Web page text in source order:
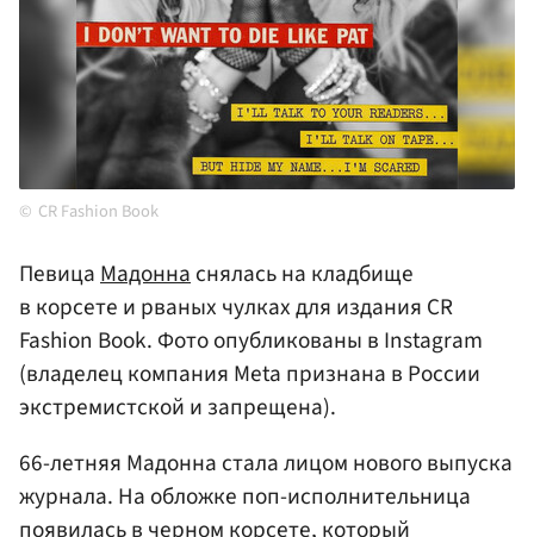
CR Fashion Book
ПевицаМадоннаснялась на кладбище
в корсете и рваных чулках для издания CR
Fashion Book. Фото опубликованы в Instagram
(владелец компания Meta признана в России
экстремистской и запрещена).
66-летняя Мадонна стала лицом нового выпуска
журнала. На обложке поп-исполнительница
появилась в черном корсете, который